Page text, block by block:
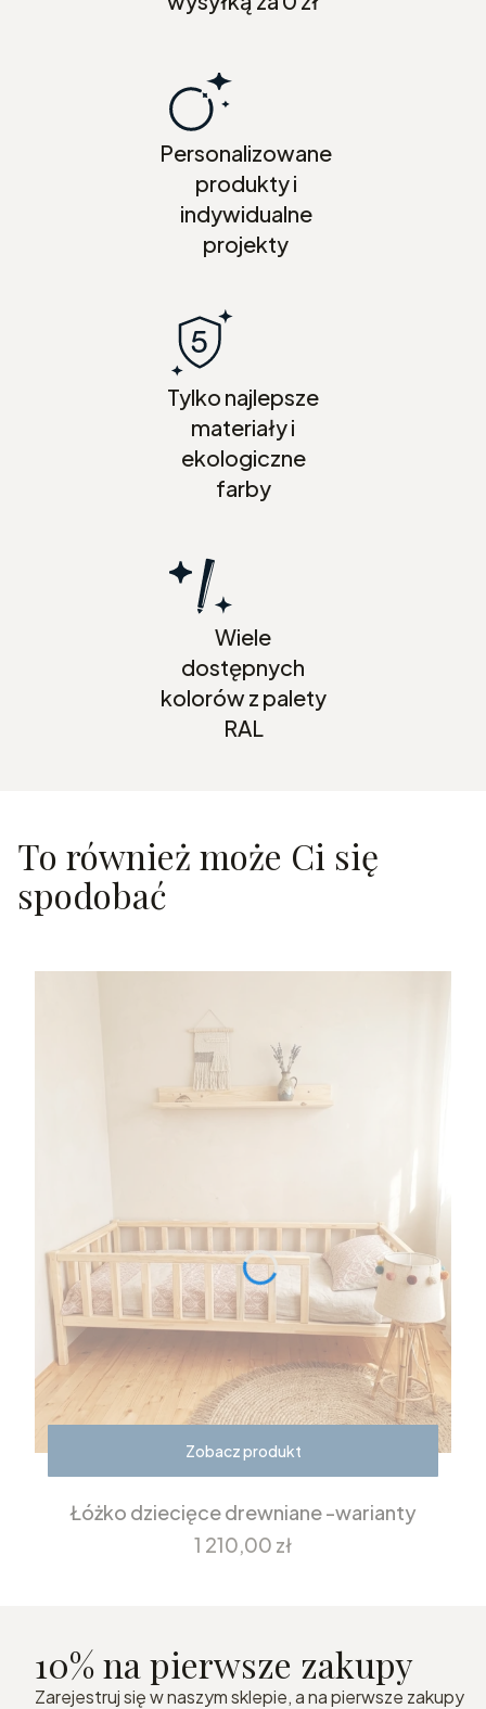
Personalizowane
produkty i
indywidualne
projekty
Tylko najlepsze
materiały i
ekologiczne
farby
Wiele
dostępnych
kolorów z palety
RAL
To również może Ci się
spodobać
Zobacz produkt
Łóżko dziecięce drewniane -warianty
Cena
1 210,00 zł
10% na pierwsze zakupy
Zarejestruj się w naszym sklepie, a na pierwsze zakupy